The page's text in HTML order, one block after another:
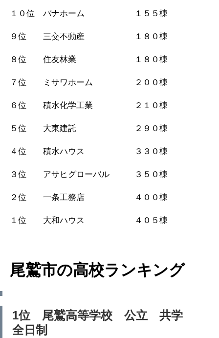
１０位 パナホーム １５５棟
９位 三交不動産 １８０棟
８位 住友林業 １８０棟
７位 ミサワホーム ２００棟
６位 積水化学工業 ２１０棟
５位 大東建託 ２９０棟
４位 積水ハウス ３３０棟
３位 アサヒグローバル ３５０棟
２位 一条工務店 ４００棟
１位 大和ハウス ４０５棟
尾鷲市の高校ランキング
1位 尾鷲高等学校 公立 共学
全日制